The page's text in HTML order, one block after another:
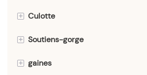
+ Culotte
Culottes sans couture
Strings sans coutures
+ Soutiens-gorge
Soutien-gorge sans coutures
+ gaines